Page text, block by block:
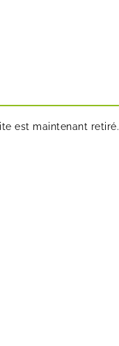
est maintenant retiré.